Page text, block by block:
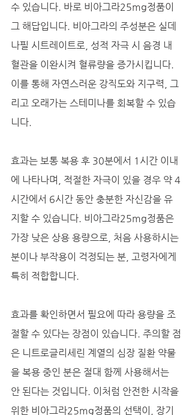
수 있습니다. 바로 비아그라25mg정품이
그 해답입니다. 비아그라의 주성분은 실데
나필 시트레이트로, 성적 자극 시 음경 내
혈관을 이완시켜 혈류량을 증가시킵니다.
이를 통해 자연스러운 강직도와 지구력, 그
리고 오래가는 스테미나를 회복할 수 있습
니다.
효과는 보통 복용 후 30분에서 1시간 이내
에 나타나며, 적절한 자극이 있을 경우 약 4
시간에서 6시간 동안 충분한 자신감을 유
지할 수 있습니다. 비아그라25mg정품은
가장 낮은 상용 용량으로, 처음 사용하시는
분이나 부작용이 걱정되는 분, 고령자에게
특히 적합합니다.
효과를 확인하면서 필요에 따라 용량을 조
절할 수 있다는 장점이 있습니다. 주의할 점
은 니트로글리세린 계열의 심장 질환 약물
을 복용 중인 분은 절대 함께 사용해서는
안 된다는 것입니다. 이처럼 안전한 시작을
위한 비아그라25mg정품의 선택이, 장기